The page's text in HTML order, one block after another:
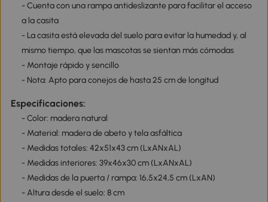
- Cuenta con una rampa antideslizante para facilitar el acceso
a la casita
- La casita está elevada del suelo para evitar la humedad y, al
mismo tiempo, que las mascotas se sientan más cómodas
- Montaje rápido y sencillo
- Nota: Apto para conejos de hasta 25 cm de longitud
Especificaciones:
- Color: madera natural
- Material: madera de abeto y tela asfáltica
- Medidas totales: 42x51x43 cm (LxANxAL)
- Medidas interiores: 39x46x30 cm (LxANxAL)
- Medidas de la puerta / rampa: 16,5x24,5 cm (LxAN)
- Altura desde el suelo: 8 cm